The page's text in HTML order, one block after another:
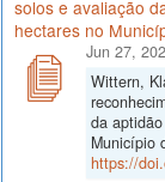
solos e avaliação
hectares no
Jun 27,
Wittern,
da
Município
https://